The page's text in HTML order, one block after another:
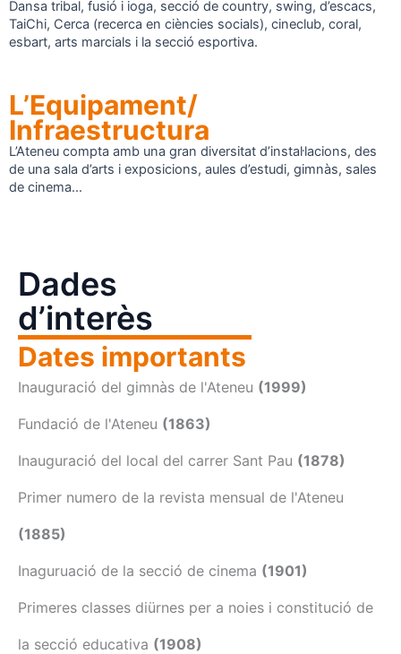
Dansa tribal, fusió i ioga, secció de country, swing, d’escacs,
TaiChi, Cerca (recerca en ciències socials), cineclub, coral,
esbart, arts marcials i la secció esportiva.
L’Equipament/
Infraestructura
L’Ateneu compta amb una gran diversitat d’instal·lacions, des
de una sala d’arts i exposicions, aules d’estudi, gimnàs, sales
de cinema...
Dades
d’interès
Dates importants
Inauguració del gimnàs de l'Ateneu (1999)
Fundació de l'Ateneu (1863)
Inauguració del local del carrer Sant Pau (1878)
Primer numero de la revista mensual de l'Ateneu
(1885)
Inaguruació de la secció de cinema (1901)
Primeres classes diürnes per a noies i constitució de
la secció educativa (1908)